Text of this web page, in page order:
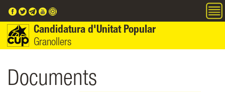
Candidatura d'Unitat Popular
Granollers
Documents